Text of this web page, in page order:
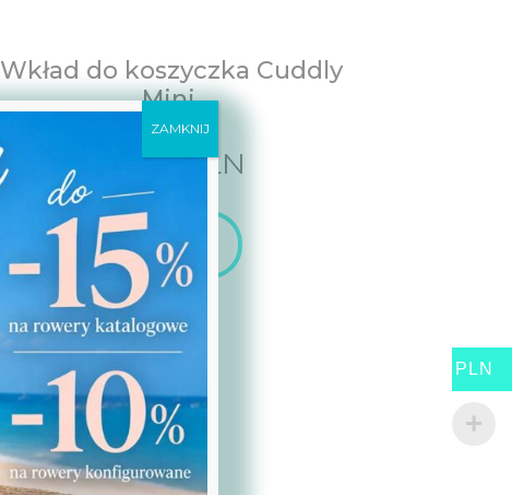
Wkład do koszyczka Cuddly
Mini.
49,00PLN
Zobacz
PLN
ZAMKNIJ